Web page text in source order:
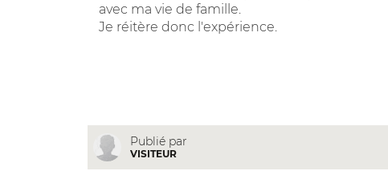
avec ma vie de famille.
Je réitère donc l'expérience.
Publié par
VISITEUR